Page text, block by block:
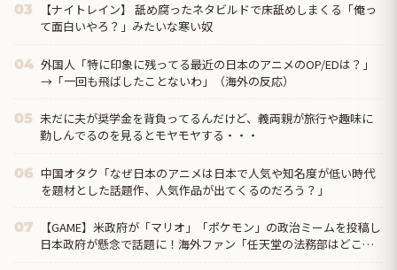
03
【ナイトレイン】 舐め腐ったネタビルドで床舐めしまくる「俺っ
て面白いやろ？」みたいな寒い奴
04 外国人「特に印象に残ってる最近の日本のアニメのOP/EDは？」
→「一回も飛ばしたことないわ」（海外の反応）
05 未だに夫が奨学金を背負ってるんだけど、義両親が旅行や趣味に
勤しんでるのを見るとモヤモヤする・・・
06 中国オタク「なぜ日本のアニメは日本で人気や知名度が低い時代
を題材とした話題作、人気作品が出てくるのだろう？」
07
【GAME】米政府が「マリオ」「ポケモン」の政治ミームを投稿し
日本政府が懸念で話題に！海外ファン「任天堂の法務部はどこ行